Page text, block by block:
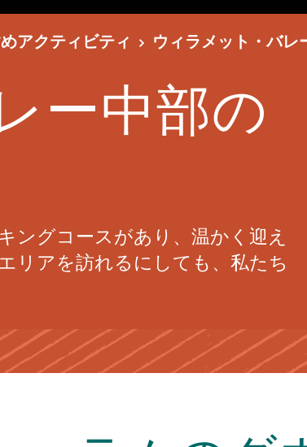
アクティビティ ウィラメット・バレ
ー中部の
ングコースがあり、温かく迎え
リアを訪れるにしても、私たち